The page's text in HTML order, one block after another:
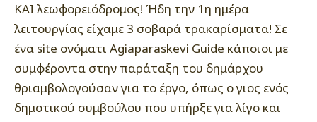
ΚΑΙ λεωφορειόδρομος! Ήδη την 1η ημέρα
λειτουργίας είχαμε 3 σοβαρά τρακαρίσματα! Σε
ένα site ονόματι Agiaparaskevi Guide κάποιοι με
συμφέροντα στην παράταξη του δημάρχου
θριαμβολογούσαν για το έργο, όπως ο γιος ενός
δημοτικού συμβούλου που υπήρξε για λίγο και